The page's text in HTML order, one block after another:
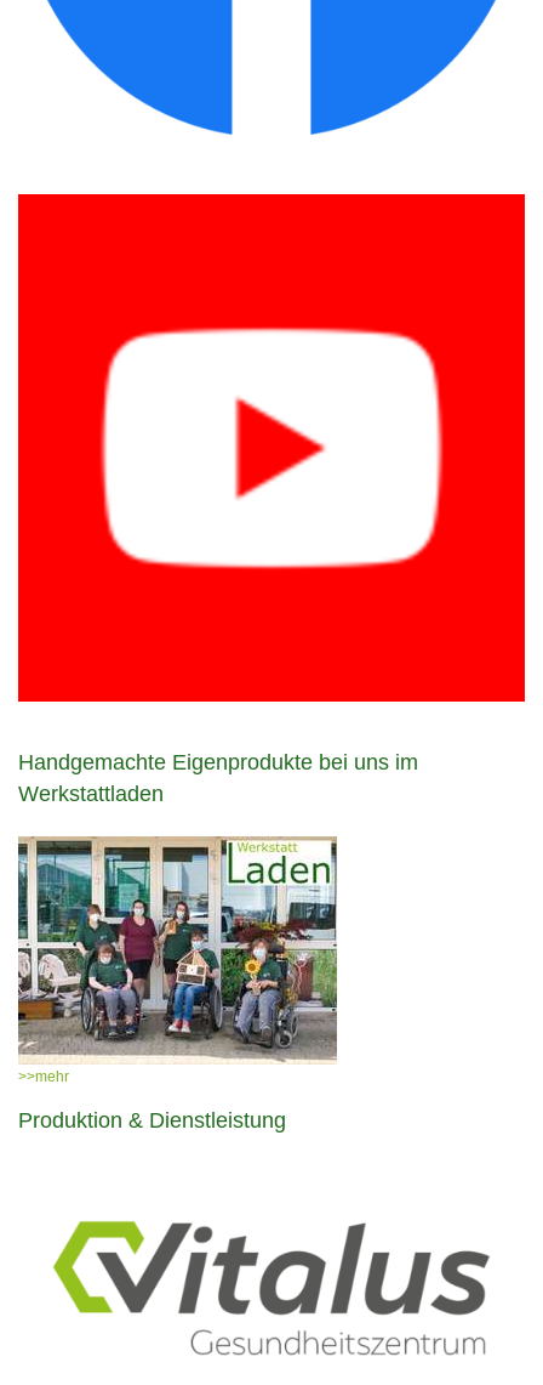
Handgemachte Eigenprodukte bei uns im
Werkstattladen
>>mehr
Produktion & Dienstleistung